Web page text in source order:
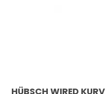
HÜBSCH WIRED